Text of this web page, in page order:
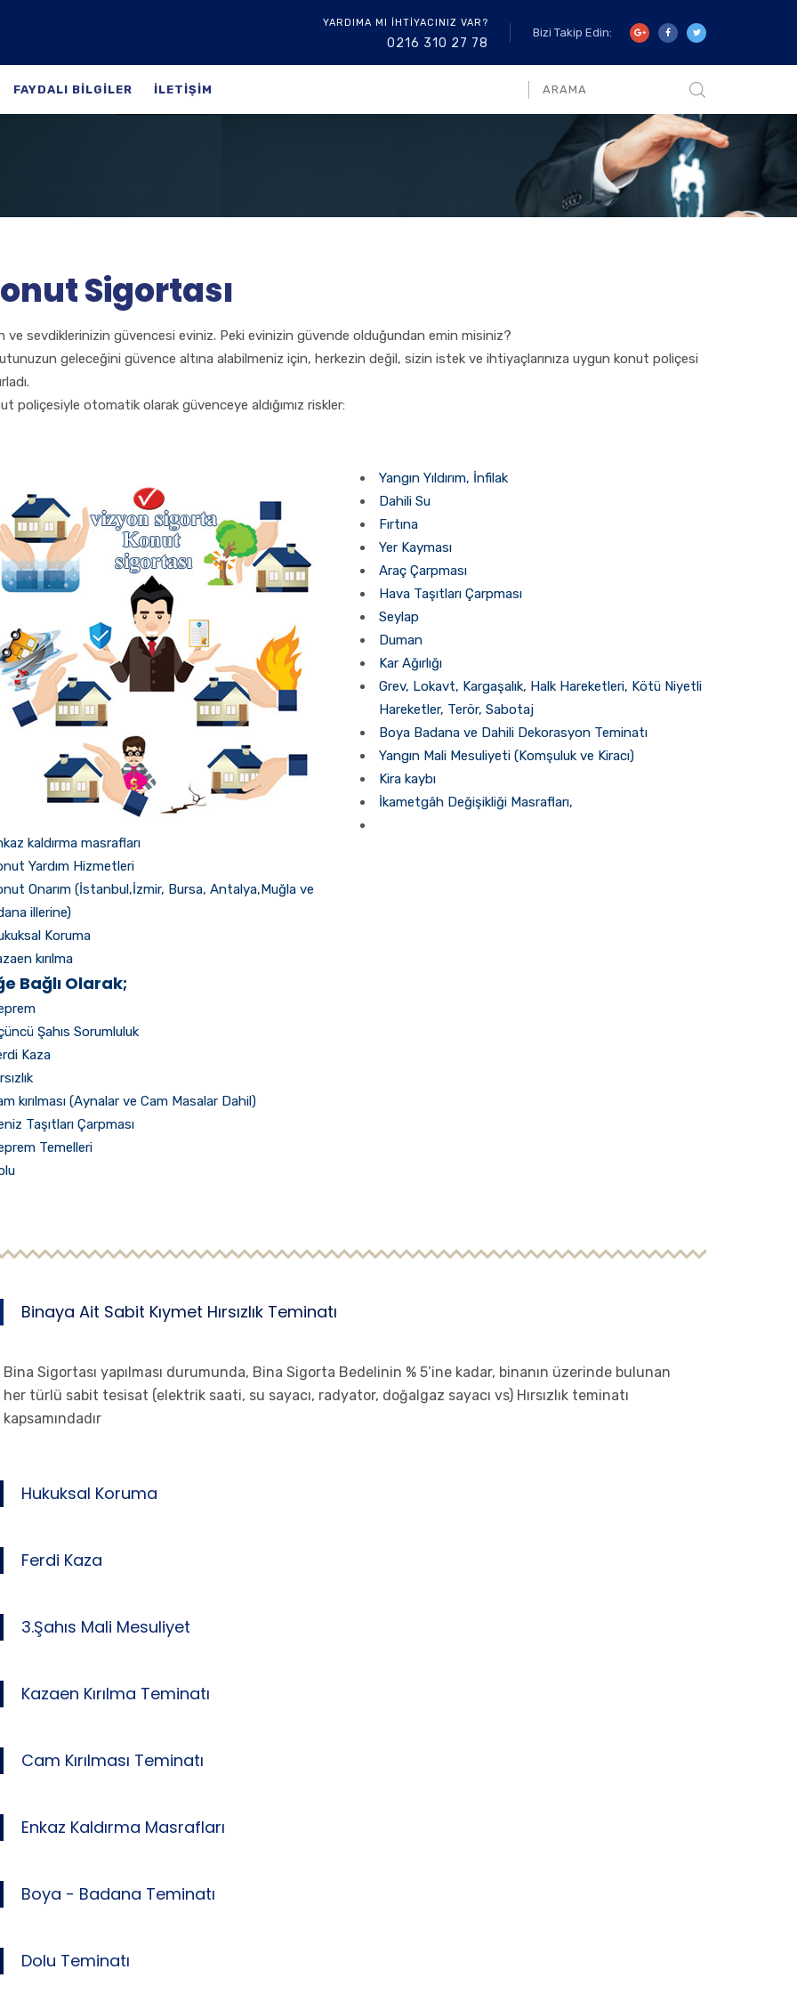
YARDIMA MI İHTİYACINIZ VAR?
0216 310 27 78
Bizi Takip Edin:
FAYDALI BILGILER ILETIŞIM
Sigortası
ve sevdiklerinizin güvencesi eviniz. Peki evinizin güvende olduğundan emin misiniz?
geleceğini güvence altına alabilmeniz için, herkezin değil, sizin istek ve ihtiyaçlarınıza uygun konut poliçesi
poliçesiyle otomatik olarak güvenceye aldığımız riskler:
kaldırma masrafları
Yardım Hizmetleri
Onarım (İstanbul,İzmir, Bursa, Antalya,Muğla ve
illerine)
Koruma
kırılma
Bağlı Olarak;
Şahıs Sorumluluk
Kaza
kırılması (Aynalar ve Cam Masalar Dahil)
Taşıtları Çarpması
Temelleri
Yangın Yıldırım, İnfilak
Dahili Su
Fırtına
Yer Kayması
Araç Çarpması
Hava Taşıtları Çarpması
Seylap
Duman
Kar Ağırlığı
Grev, Lokavt, Kargaşalık, Halk Hareketleri, Kötü Niyetli
Hareketler, Terör, Sabotaj
Boya Badana ve Dahili Dekorasyon Teminatı
Yangın Mali Mesuliyeti (Komşuluk ve Kiracı)
Kira kaybı
İkametgâh Değişikliği Masrafları,
Binaya Ait Sabit Kıymet Hırsızlık Teminatı
Bina Sigortası yapılması durumunda, Bina Sigorta Bedelinin % 5’ine kadar, binanın üzerinde bulunan
her türlü sabit tesisat (elektrik saati, su sayacı, radyator, doğalgaz sayacı vs) Hırsızlık teminatı
kapsamındadır
Hukuksal Koruma
Ferdi Kaza
3.Şahıs Mali Mesuliyet
Kazaen Kırılma Teminatı
Cam Kırılması Teminatı
Enkaz Kaldırma Masrafları
Boya - Badana Teminatı
Dolu Teminatı